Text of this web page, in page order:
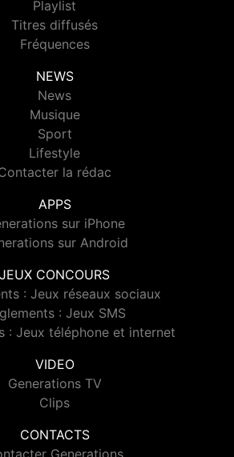
Playlist
Titres diffusés
Fréquences
NEWS
News
Musique
Sport
Lifestyle
la rédac
APPS
sur iPhone
sur Android
JEUX CONCOURS
: Jeux réseaux sociaux
: Jeux SMS
: Jeux téléphone et internet
VIDEO
Generations TV
Clips
CONTACTS